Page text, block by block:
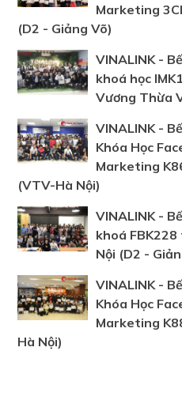
Marketing
(D2 - Giảng Võ)
VINALINK -
khoá học
Vương Thừa
VINALINK -
Khóa Học
Marketing
(VTV-Hà Nội)
VINALINK -
khoá FBK228
Nội (D2 -
VINALINK -
Khóa Học
Marketing
Hà Nội)